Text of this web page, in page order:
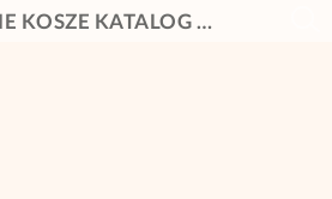
MAGICZNE KOSZE KATALOG WIELKANOCNY 2026